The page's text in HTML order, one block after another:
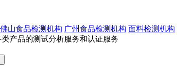
佛山食品检测机构 广州食品检测机构 面料检测机构
产品的测试分析服务和认证服务